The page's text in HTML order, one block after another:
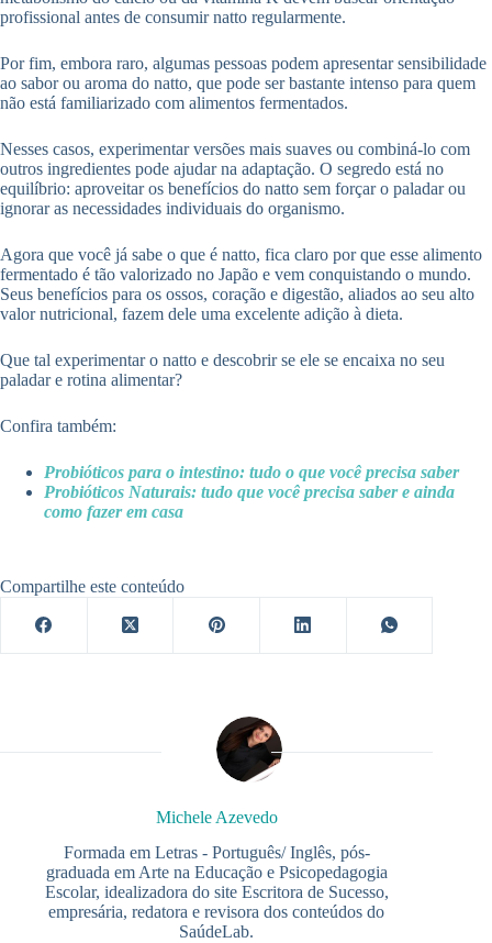
profissional antes de consumir natto regularmente.
Por fim, embora raro, algumas pessoas podem apresentar sensibilidade
ao sabor ou aroma do natto, que pode ser bastante intenso para quem
não está familiarizado com alimentos fermentados.
Nesses casos, experimentar versões mais suaves ou combiná-lo com
outros ingredientes pode ajudar na adaptação. O segredo está no
equilíbrio: aproveitar os benefícios do natto sem forçar o paladar ou
ignorar as necessidades individuais do organismo.
Agora que você já sabe o que é natto, fica claro por que esse alimento
fermentado é tão valorizado no Japão e vem conquistando o mundo.
Seus benefícios para os ossos, coração e digestão, aliados ao seu alto
valor nutricional, fazem dele uma excelente adição à dieta.
Que tal experimentar o natto e descobrir se ele se encaixa no seu
paladar e rotina alimentar?
Confira também:
Probióticos para o intestino: tudo o que você precisa saber
Probióticos Naturais: tudo que você precisa saber e ainda
como fazer em casa
Compartilhe este conteúdo
Michele Azevedo
Formada em Letras - Português/ Inglês, pós-
graduada em Arte na Educação e Psicopedagogia
Escolar, idealizadora do site Escritora de Sucesso,
empresária, redatora e revisora dos conteúdos do
SaúdeLab.